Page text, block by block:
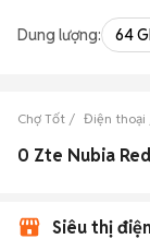
Dung lượng: 64
Chợ Tốt Điện thoại
0 Zte Nubia
Siêu thị